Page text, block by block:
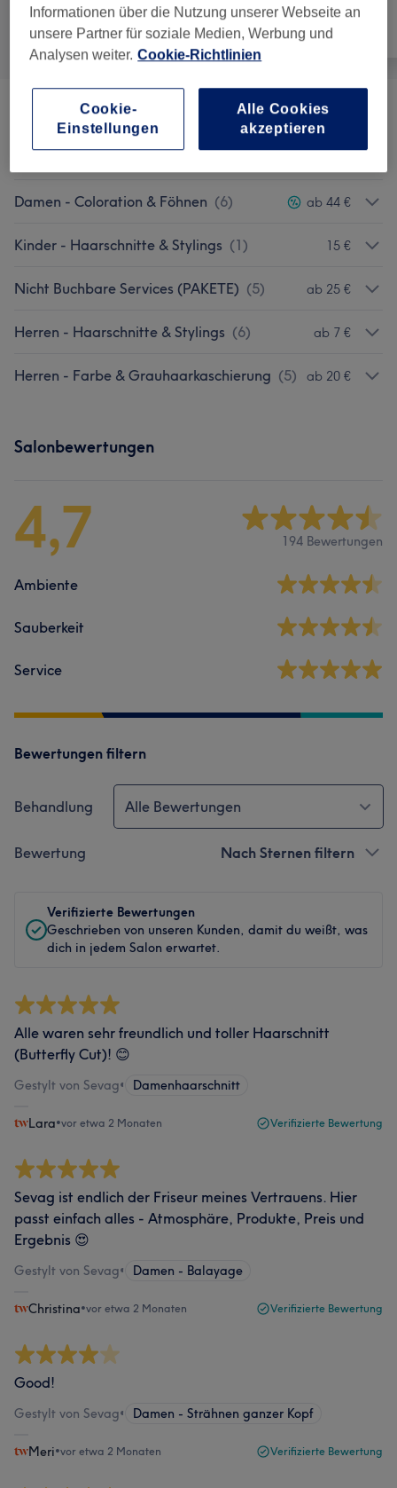
Alle Friseur
Damen - Haarschnitte & Stylings (7) ab 20 €
Damen - Coloration & Föhnen (6) ab 44 €
Kinder - Haarschnitte & Stylings (1) 15 €
Nicht Buchbare Services (PAKETE) (5) ab 25 €
Herren - Haarschnitte & Stylings (6) ab 7 €
Herren - Farbe & Grauhaarkaschierung (5) ab 20 €
Salonbewertungen
4,7 194 Bewertungen
Ambiente
Sauberkeit
Service
Bewertungen filtern
Behandlung Alle Bewertungen
Bewertung Nach Sternen filtern
Verifizierte Bewertungen
Geschrieben von unseren Kunden, damit du weißt, was
dich in jedem Salon erwartet.
Alle waren sehr freundlich und toller Haarschnitt
(Butterfly Cut)! 😊
Gestylt von Sevag• Damenhaarschnitt
Lara•vor etwa 2 Monaten Verifizierte Bewertung
Sevag ist endlich der Friseur meines Vertrauens. Hier
passt einfach alles - Atmosphäre, Produkte, Preis und
Ergebnis 😍
Gestylt von Sevag• Damen - Balayage
Christina•vor etwa 2 Monaten Verifizierte Bewertung
Good!
Gestylt von Sevag• Damen - Strähnen ganzer Kopf
Meri•vor etwa 2 Monaten Verifizierte Bewertung
Informationen über die Nutzung unserer Webseite an
unsere Partner für soziale Medien, Werbung und
Analysen weiter. Cookie-Richtlinien
Cookie-
Einstellungen
Alle Cookies
akzeptieren